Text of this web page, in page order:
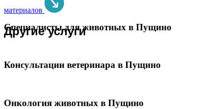
материалов
Другие услуги
Специалисты для животных в Пущино
Консультации ветеринара в Пущино
Онкология животных в Пущино